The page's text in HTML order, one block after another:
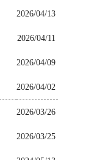
2026/04/13
2026/04/11
2026/04/09
2026/04/02
2026/03/26
2026/03/25